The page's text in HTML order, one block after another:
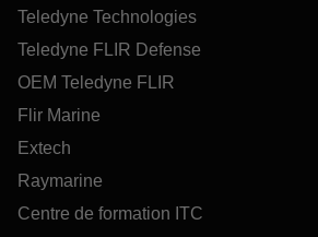
Teledyne Technologies
Teledyne FLIR Defense
OEM Teledyne FLIR
Flir Marine
Extech
Raymarine
Centre de formation ITC